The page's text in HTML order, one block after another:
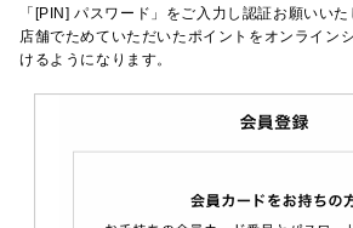
「[PIN] パスワード」をご入力し認証お願いいた
店舗でためていただいたポイントをオンライン
けるようになります。